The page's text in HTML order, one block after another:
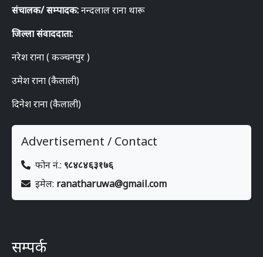
संचालक/ सम्पादक:नन्दलाल राना थारू
जिल्ला संवाददाता:
नरेश राना ( कञ्चनपुर )
उमेश राना (कैलाली)
दिनेश राना (कैलाली)
Advertisement / Contact
फोन नं.: ९८४८४६३१७६
इमेल: ranatharuwa@gmail.com
सम्पर्क